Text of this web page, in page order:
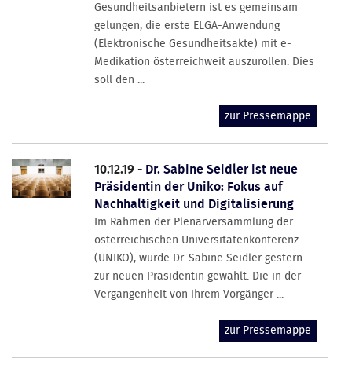
Gesundheitsanbietern ist es gemeinsam
gelungen, die erste ELGA-Anwendung
(Elektronische Gesundheitsakte) mit e-
Medikation österreichweit auszurollen. Dies
soll den ...
zur Pressemappe
10.12.19 - Dr. Sabine Seidler ist neue
Präsidentin der Uniko: Fokus auf
Nachhaltigkeit und Digitalisierung
Im Rahmen der Plenarversammlung der
österreichischen Universitätenkonferenz
(UNIKO), wurde Dr. Sabine Seidler gestern
zur neuen Präsidentin gewählt. Die in der
Vergangenheit von ihrem Vorgänger ...
zur Pressemappe